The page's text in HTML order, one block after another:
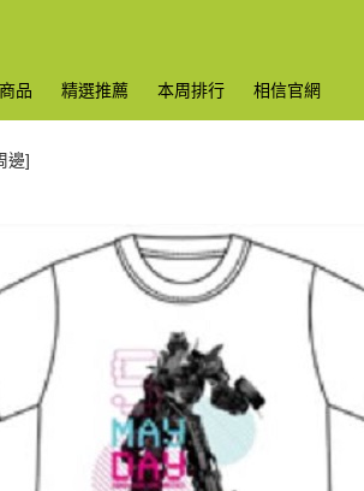
品 精選推薦 本周排行 相信官網
邊]